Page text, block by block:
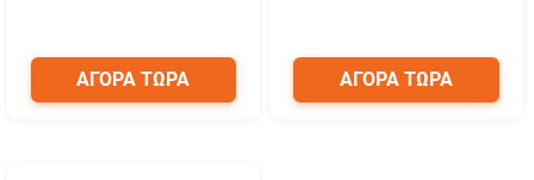
ΑΓΟΡΑ ΤΩΡΑ ΑΓΟΡΑ ΤΩΡΑ